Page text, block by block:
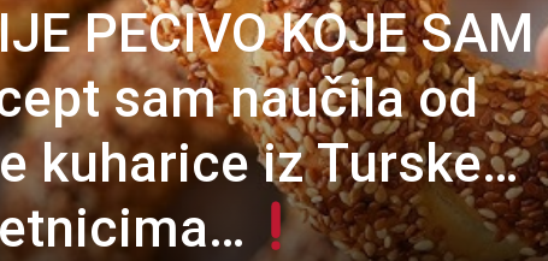
PECIVO KOJE SAM
sam naučila od
kuharice iz Turske…